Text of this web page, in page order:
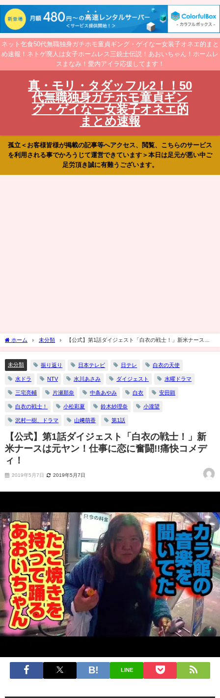
ネット乞食50代無職独身ガチホモ童貞ギング・ゲイなー女装子オネエ的まと
め速報！ネトゲ廃人は女子ホームレス三銃士伝説！あおいちゃん！ホームレ
スまなみ！愛内アイラ応援してます！
真・モリ・タダッフル2！！50
代無職独身ガチホモ童貞ギン
グ・ゲイなー女装子オネエ的
まとめ速報
孤立＜お客様皆様が掲載の記事等へアクセス、閲覧、こちらのサービス
を利用される事でかろうじて運営できています＞本日は足元が悪い中ご
足労頂き誠に有難うございます。
ホーム 未分類
【公式】第1話ダイジェスト「白衣の戦士！」新米ナースは
元ヤン！仕事に恋に奮闘!!痛快コメディ！
未分類 振り返り 日本テレビ 日テレ 白衣の天使
水ドラ NTV 水川あさみ ダイジェスト 水曜ドラマ
三宅亮輔 片瀬那奈 中条あやみ 白衣 安田顕
白衣の戦士！ 小松彩夏 鈴木紗理奈 小瀧望
沢村一樹、ドラマ 山﨑萌香 第1話
【公式】第1話ダイジェスト「白衣の戦士！」新
米ナースは元ヤン！仕事に恋に奮闘!!痛快コメデ
ィ！
2019年5月7日 2019年5月7日
LINE